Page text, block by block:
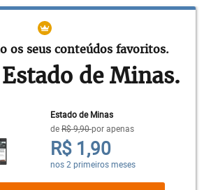
os seus conteúdos favoritos.
de Minas.
Estado de Minas
deR$ 9,90por apenas
R$ 1,90
nos 2 primeiros meses